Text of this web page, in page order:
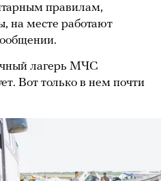
правилам,
на месте работают
лагерь МЧС
Вот только в нем почти